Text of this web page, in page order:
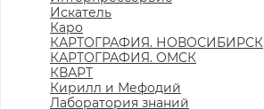
Искатель
Каро
КАРТОГРАФИЯ. НОВОСИБИРСК
КАРТОГРАФИЯ. ОМСК
КВАРТ
Кирилл и Мефодий
Лаборатория знаний